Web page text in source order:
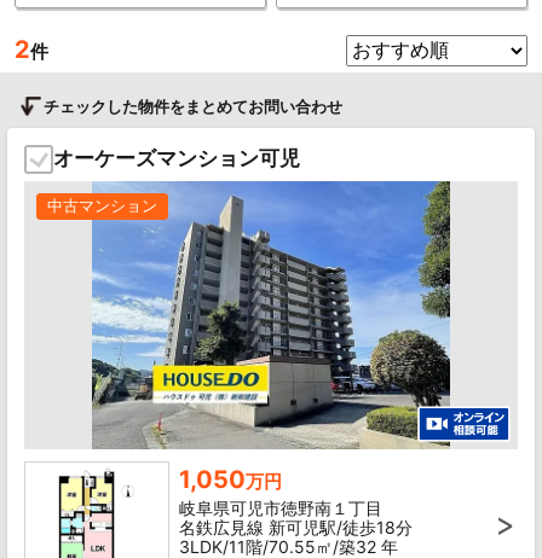
2件
チェックした物件をまとめてお問い合わせ
オーケーズマンション可児
中古マンション
1,050万円
岐阜県可児市徳野南１丁目
名鉄広見線 新可児駅/徒歩18分
3LDK/11階/70.55㎡/築32 年